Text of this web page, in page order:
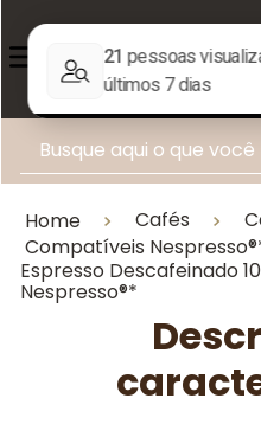
Busque aqui o que você
Home Cafés
Compatíveis
Espresso Descafeinado
Nespresso®*